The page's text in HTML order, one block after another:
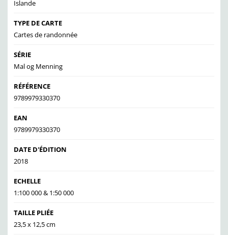
Islande
TYPE DE CARTE
Cartes de randonnée
SÉRIE
Mal og Menning
RÉFÉRENCE
9789979330370
EAN
9789979330370
DATE D'ÉDITION
2018
ECHELLE
1:100 000 & 1:50 000
TAILLE PLIÉE
23,5 x 12,5 cm